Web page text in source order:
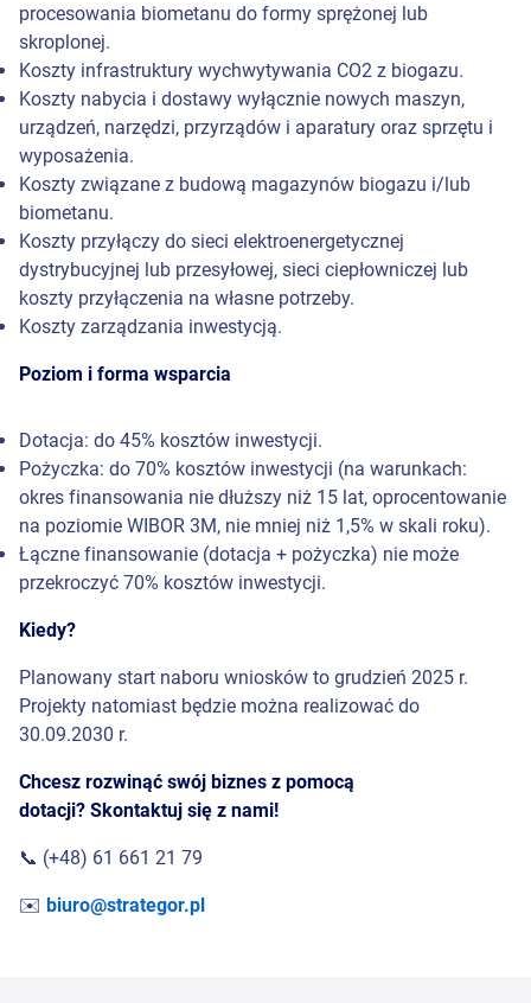
procesowania biometanu do formy sprężonej lub
skroplonej.
Koszty infrastruktury wychwytywania CO2 z biogazu.
Koszty nabycia i dostawy wyłącznie nowych maszyn,
urządzeń, narzędzi, przyrządów i aparatury oraz sprzętu i
wyposażenia.
Koszty związane z budową magazynów biogazu i/lub
biometanu.
Koszty przyłączy do sieci elektroenergetycznej
dystrybucyjnej lub przesyłowej, sieci ciepłowniczej lub
koszty przyłączenia na własne potrzeby.
Koszty zarządzania inwestycją.
Poziom i forma wsparcia
Dotacja: do 45% kosztów inwestycji.
Pożyczka: do 70% kosztów inwestycji (na warunkach:
okres finansowania nie dłuższy niż 15 lat, oprocentowanie
na poziomie WIBOR 3M, nie mniej niż 1,5% w skali roku).
Łączne finansowanie (dotacja + pożyczka) nie może
przekroczyć 70% kosztów inwestycji.
Kiedy?
Planowany start naboru wniosków to grudzień 2025 r.
Projekty natomiast będzie można realizować do
30.09.2030 r.
Chcesz rozwinąć swój biznes z pomocą
dotacji? Skontaktuj się z nami!
📞 (+48) 61 661 21 79
✉️ biuro@strategor.pl